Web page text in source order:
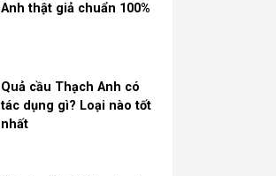
Anh thật giả chuẩn 100%
Quả cầu Thạch Anh có
tác dụng gì? Loại nào tốt
nhất